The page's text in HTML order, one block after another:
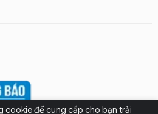
cookie để cung cấp cho bạn trải